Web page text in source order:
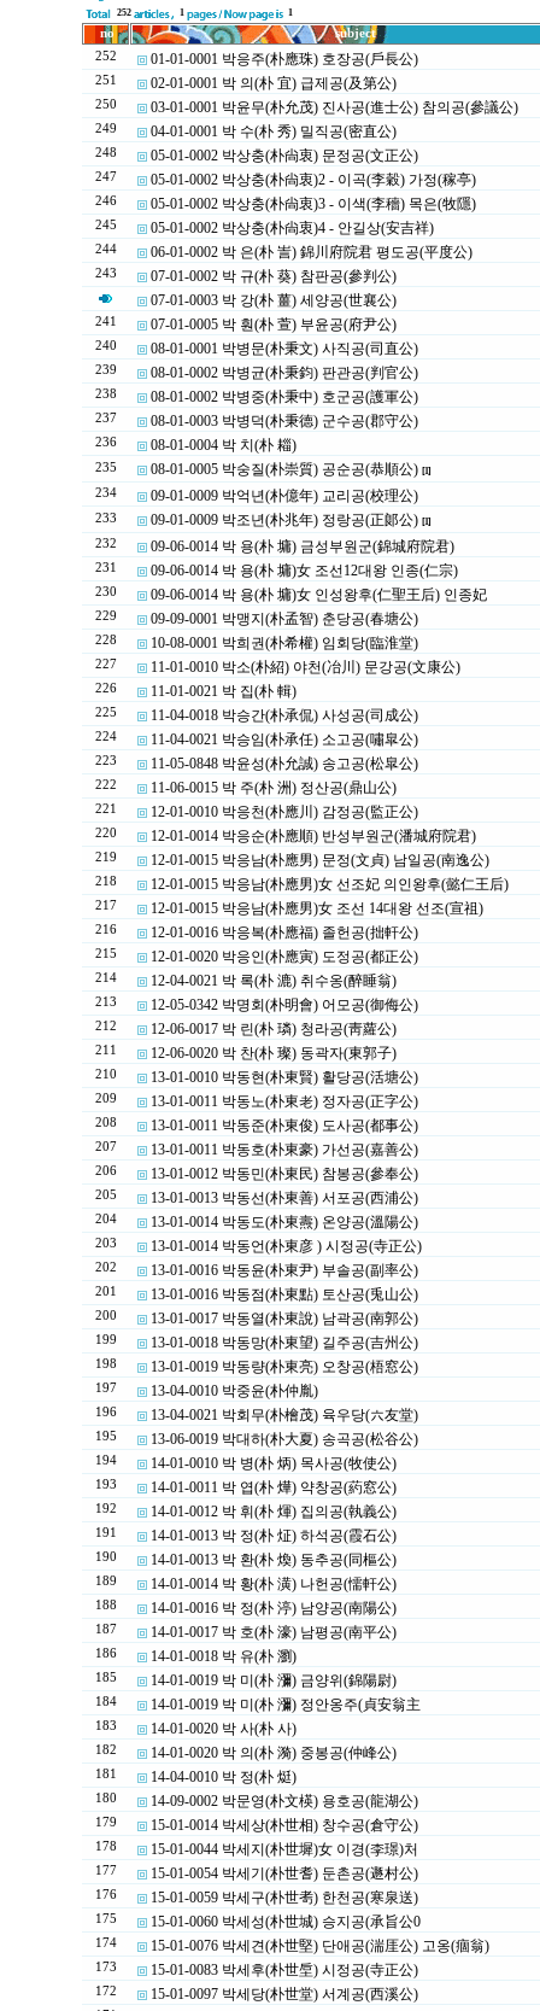
252
1 1
no
subject
252
01-01-0001 박응주(朴應珠) 호장공(戶長公)
251 02-01-0001 박 의(朴 宜) 급제공(及第公)
250 03-01-0001 박윤무(朴允茂) 진사공(進士公) 참의공(參議公)
249 04-01-0001 박 수(朴 秀) 밀직공(密直公)
248 05-01-0002 박상충(朴尙衷) 문정공(文正公)
247 05-01-0002 박상충(朴尙衷)2 - 이곡(李穀) 가정(稼亭)
246 05-01-0002 박상충(朴尙衷)3 - 이색(李穡) 목은(牧隱)
245 05-01-0002 박상충(朴尙衷)4 - 안길상(安吉祥)
244 06-01-0002 박 은(朴 訔) 錦川府院君 평도공(平度公)
243
07-01-0002 박 규(朴 葵) 참판공(參判公)
07-01-0003 박 강(朴 薑) 세양공(世襄公)
241 07-01-0005 박 훤(朴 萱) 부윤공(府尹公)
240 08-01-0001 박병문(朴秉文) 사직공(司直公)
239 08-01-0002 박병균(朴秉鈞) 판관공(判官公)
238 08-01-0002 박병중(朴秉中) 호군공(護軍公)
237 08-01-0003 박병덕(朴秉德) 군수공(郡守公)
236 08-01-0004 박 치(朴 䎩)
235 08-01-0005 박숭질(朴崇質) 공순공(恭順公) [1]
234 09-01-0009 박억년(朴億年) 교리공(校理公)
233 09-01-0009 박조년(朴兆年) 정랑공(正郞公) [1]
232 09-06-0014 박 용(朴 墉) 금성부원군(錦城府院君)
231 09-06-0014 박 용(朴 墉)女 조선12대왕 인종(仁宗)
230 09-06-0014 박 용(朴 墉)女 인성왕후(仁聖王后) 인종妃
229 09-09-0001 박맹지(朴孟智) 춘당공(春塘公)
228 10-08-0001 박희권(朴希權) 임회당(臨淮堂)
227 11-01-0010 박소(朴紹) 야천(冶川) 문강공(文康公)
226 11-01-0021 박 집(朴 輯)
225 11-04-0018 박승간(朴承侃) 사성공(司成公)
224 11-04-0021 박승임(朴承任) 소고공(嘯皐公)
223 11-05-0848 박윤성(朴允誠) 송고공(松皐公)
222 11-06-0015 박 주(朴 洲) 정산공(鼎山公)
221 12-01-0010 박응천(朴應川) 감정공(監正公)
220 12-01-0014 박응순(朴應順) 반성부원군(潘城府院君)
219 12-01-0015 박응남(朴應男) 문정(文貞) 남일공(南逸公)
218 12-01-0015 박응남(朴應男)女 선조妃 의인왕후(懿仁王后)
217 12-01-0015 박응남(朴應男)女 조선 14대왕 선조(宣祖)
216 12-01-0016 박응복(朴應福) 졸헌공(拙軒公)
215 12-01-0020 박응인(朴應寅) 도정공(都正公)
214 12-04-0021 박 록(朴 漉) 취수옹(醉睡翁)
213 12-05-0342 박명회(朴明會) 어모공(御侮公)
212 12-06-0017 박 린(朴 璘) 청라공(靑蘿公)
211 12-06-0020 박 찬(朴 璨) 동곽자(東郭子)
210 13-01-0010 박동현(朴東賢) 활당공(活塘公)
209 13-01-0011 박동노(朴東老) 정자공(正字公)
208 13-01-0011 박동준(朴東俊) 도사공(都事公)
207 13-01-0011 박동호(朴東豪) 가선공(嘉善公)
206 13-01-0012 박동민(朴東民) 참봉공(參奉公)
205 13-01-0013 박동선(朴東善) 서포공(西浦公)
204 13-01-0014 박동도(朴東燾) 온양공(溫陽公)
203 13-01-0014 박동언(朴東彦 ) 시정공(寺正公)
202 13-01-0016 박동윤(朴東尹) 부솔공(副率公)
201 13-01-0016 박동점(朴東點) 토산공(兎山公)
200 13-01-0017 박동열(朴東說) 남곽공(南郭公)
199 13-01-0018 박동망(朴東望) 길주공(吉州公)
198 13-01-0019 박동량(朴東亮) 오창공(梧窓公)
197 13-04-0010 박중윤(朴仲胤)
196 13-04-0021 박회무(朴檜茂) 육우당(六友堂)
195 13-06-0019 박대하(朴大夏) 송곡공(松谷公)
194 14-01-0010 박 병(朴 炳) 목사공(牧使公)
193 14-01-0011 박 엽(朴 燁) 약창공(葯窓公)
192 14-01-0012 박 휘(朴 煇) 집의공(執義公)
191 14-01-0013 박 정(朴 炡) 하석공(霞石公)
190 14-01-0013 박 환(朴 煥) 동추공(同樞公)
189 14-01-0014 박 황(朴 潢) 나헌공(懦軒公)
188 14-01-0016 박 정(朴 渟) 남양공(南陽公)
187 14-01-0017 박 호(朴 濠) 남평공(南平公)
186 14-01-0018 박 유(朴 瀏)
185 14-01-0019 박 미(朴 瀰) 금양위(錦陽尉)
184 14-01-0019 박 미(朴 瀰) 정안옹주(貞安翁主
183 14-01-0020 박 사(朴 사)
182 14-01-0020 박 의(朴 漪) 중봉공(仲峰公)
181 14-04-0010 박 정(朴 烶)
180 14-09-0002 박문영(朴文楧) 용호공(龍湖公)
179 15-01-0014 박세상(朴世相) 창수공(倉守公)
178 15-01-0044 박세지(朴世墀)女 이경(李璟)처
177 15-01-0054 박세기(朴世耆) 둔촌공(遯村公)
176 15-01-0059 박세구(朴世耉) 한천공(寒泉送)
175 15-01-0060 박세성(朴世城) 승지공(承旨公0
174 15-01-0076 박세견(朴世堅) 단애공(湍厓公) 고옹(痼翁)
173 15-01-0083 박세후(朴世垕) 시정공(寺正公)
172 15-01-0097 박세당(朴世堂) 서계공(西溪公)